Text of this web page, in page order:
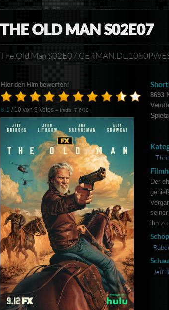
THE OLD MAN S02E07
Hier den Film bewerten!
8.1 / 10 von9 Votes – Imdb: 7.6/10
8693
Der
ihn
Jeff